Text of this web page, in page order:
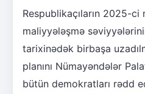
Respublikaçıların 2025-
maliyyələşmə
tarixinədək birbaşa
planını Nümayəndələr
bütün demokratları rədd